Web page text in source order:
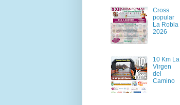
Cross
popular
La Robla
2026
10 Km La
Virgen
del
Camino